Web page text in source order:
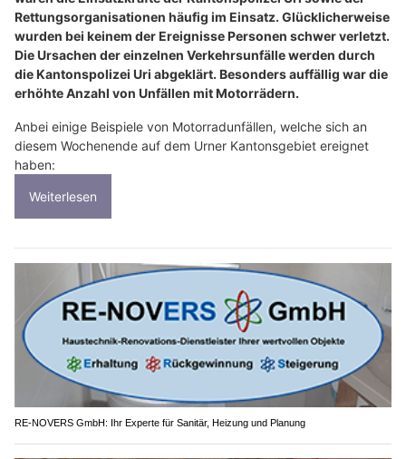
Rettungsorganisationen häufig im Einsatz. Glücklicherweise
wurden bei keinem der Ereignisse Personen schwer verletzt.
Die Ursachen der einzelnen Verkehrsunfälle werden durch
die Kantonspolizei Uri abgeklärt. Besonders auffällig war die
erhöhte Anzahl von Unfällen mit Motorrädern.
Anbei einige Beispiele von Motorradunfällen, welche sich an
diesem Wochenende auf dem Urner Kantonsgebiet ereignet
haben:
Weiterlesen
RE-NOVERS GmbH: Ihr Experte für Sanitär, Heizung und Planung